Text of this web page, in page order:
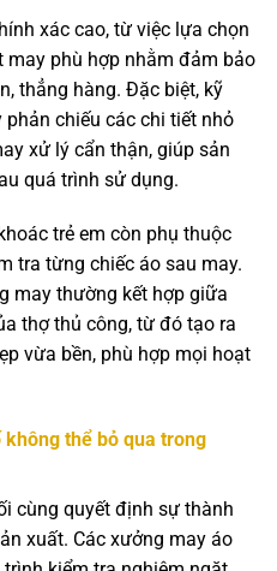
xác cao, từ việc lựa chọn
may phù hợp nhằm đảm bảo
thẳng hàng. Đặc biệt, kỹ
chiếu các chi tiết nhỏ
xử lý cẩn thận, giúp sản
quá trình sử dụng.
trẻ em còn phụ thuộc
tra từng chiếc áo sau may.
may thường kết hợp giữa
thợ thủ công, từ đó tạo ra
vừa bền, phù hợp mọi hoạt
thể bỏ qua trong
cùng quyết định sự thành
xuất. Các xưởng may áo